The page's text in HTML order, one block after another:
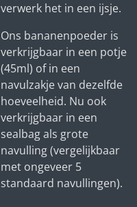
verwerk het in een ijsje.
Ons bananenpoeder is
verkrijgbaar in een potje
(45ml) of in een
navulzakje van dezelfde
hoeveelheid. Nu ook
verkrijgbaar in een
sealbag als grote
navulling (vergelijkbaar
met ongeveer 5
standaard navullingen).